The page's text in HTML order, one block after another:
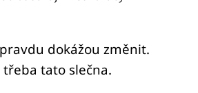
dokážou změnit.
tato slečna.